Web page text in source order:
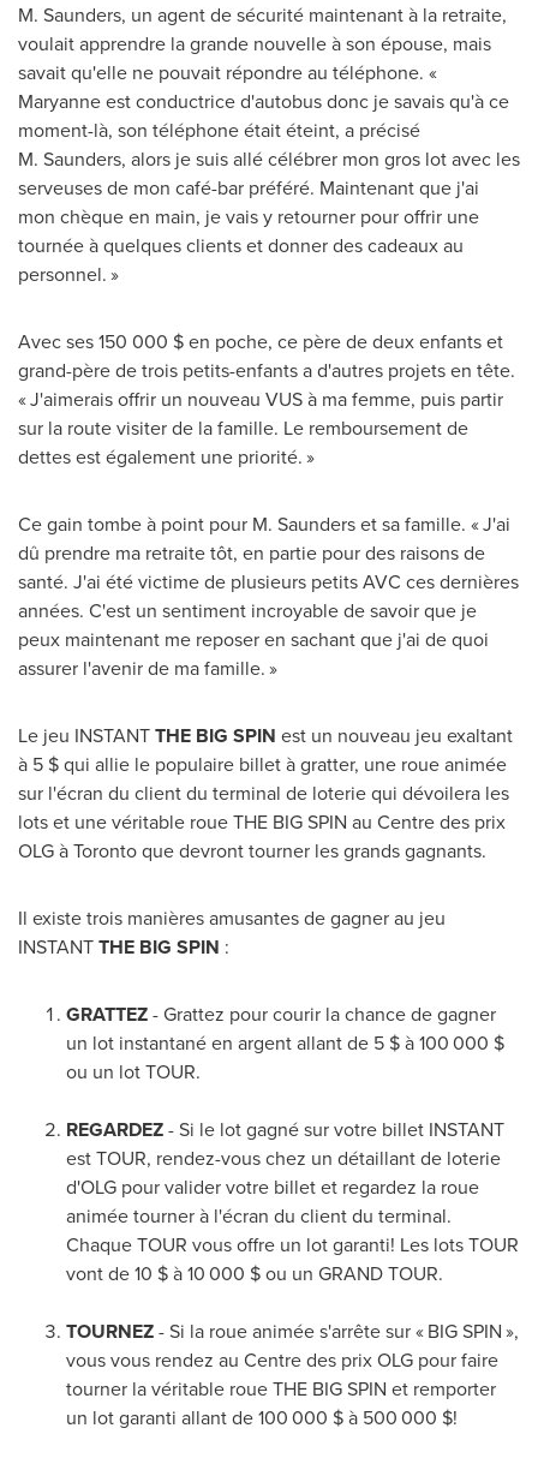
M. Saunders, un agent de sécurité maintenant à la retraite,
voulait apprendre la grande nouvelle à son épouse, mais
savait qu'elle ne pouvait répondre au téléphone. «
Maryanne est conductrice d'autobus donc je savais qu'à ce
moment-là, son téléphone était éteint, a précisé
M. Saunders, alors je suis allé célébrer mon gros lot avec les
serveuses de mon café-bar préféré. Maintenant que j'ai
mon chèque en main, je vais y retourner pour offrir une
tournée à quelques clients et donner des cadeaux au
personnel. »
Avec ses 150 000 $ en poche, ce père de deux enfants et
grand-père de trois petits-enfants a d'autres projets en tête.
« J'aimerais offrir un nouveau VUS à ma femme, puis partir
sur la route visiter de la famille. Le remboursement de
dettes est également une priorité. »
Ce gain tombe à point pour M. Saunders et sa famille. « J'ai
dû prendre ma retraite tôt, en partie pour des raisons de
santé. J'ai été victime de plusieurs petits AVC ces dernières
années. C'est un sentiment incroyable de savoir que je
peux maintenant me reposer en sachant que j'ai de quoi
assurer l'avenir de ma famille. »
Le jeu INSTANTTHE BIG SPIN est un nouveau jeu exaltant
à 5 $ qui allie le populaire billet à gratter, une roue animée
sur l'écran du client du terminal de loterie qui dévoilera les
lots et une véritable roue THE BIG SPIN au Centre des prix
OLG àTorontoque devront tourner les grands gagnants.
Il existe trois manières amusantes de gagner au jeu
INSTANTTHE BIG SPIN :
GRATTEZ- Grattez pour courir la chance de gagner
un lot instantané en argent allant de 5 $ à 100 000 $
ou un lot TOUR.
REGARDEZ- Si le lot gagné sur votre billet INSTANT
est TOUR, rendez-vous chez un détaillant de loterie
d'OLG pour valider votre billet et regardez la roue
animée tourner à l'écran du client du terminal.
Chaque TOUR vous offre un lot garanti! Les lots TOUR
vont de 10 $ à 10 000 $ ou un GRAND TOUR.
TOURNEZ- Si la roue animée s'arrête sur « BIG SPIN »,
vous vous rendez au Centre des prix OLG pour faire
tourner la véritable roue THE BIG SPIN et remporter
un lot garanti allant de 100 000 $ à 500 000 $!